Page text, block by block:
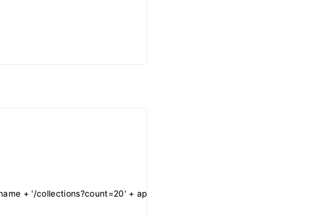
+ '/collections?count=20' + apikey + '&callback=?';